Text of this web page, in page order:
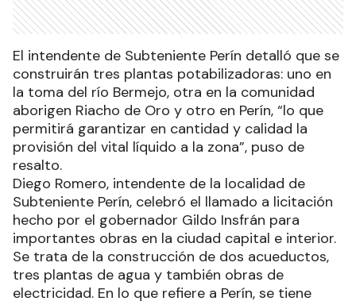
El intendente de Subteniente Perín detalló que se
construirán tres plantas potabilizadoras: uno en
la toma del río Bermejo, otra en la comunidad
aborigen Riacho de Oro y otro en Perín, “lo que
permitirá garantizar en cantidad y calidad la
provisión del vital líquido a la zona”, puso de
resalto.
Diego Romero, intendente de la localidad de
Subteniente Perín, celebró el llamado a licitación
hecho por el gobernador Gildo Insfrán para
importantes obras en la ciudad capital e interior.
Se trata de la construcción de dos acueductos,
tres plantas de agua y también obras de
electricidad. En lo que refiere a Perín, se tiene